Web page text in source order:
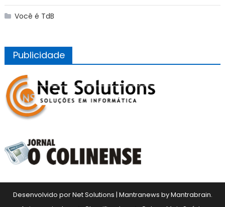
Você é TdB
Publicidade
Desenvolvido por Net Solutions | Mantranews byMantrabrain.